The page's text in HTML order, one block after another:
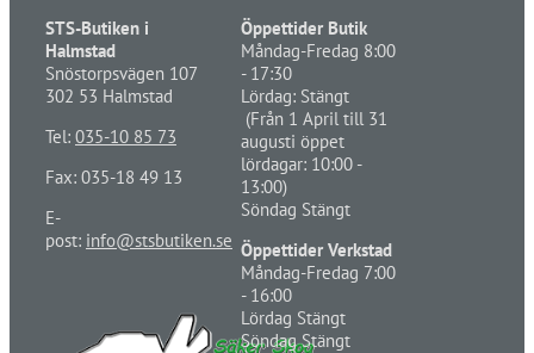
STS-Butiken i
Halmstad
Snöstorpsvägen 107
302 53 Halmstad
Tel: 035-10 85 73
Fax: 035-18 49 13
E-
post: info@stsbutiken.se
Öppettider Butik
Måndag-Fredag 8:00
- 17:30
Lördag: Stängt
(Från 1 April till 31
augusti öppet
lördagar: 10:00 -
13:00)
Söndag Stängt
Öppettider Verkstad
Måndag-Fredag 7:00
- 16:00
Lördag Stängt
Söndag Stängt